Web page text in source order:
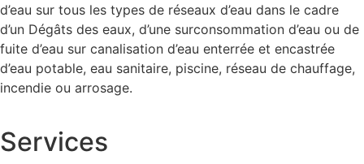
d’eau sur tous les types de réseaux d’eau dans le cadre
d’un Dégâts des eaux, d’une surconsommation d’eau ou de
fuite d’eau sur canalisation d’eau enterrée et encastrée
d’eau potable, eau sanitaire, piscine, réseau de chauffage,
incendie ou arrosage.
Services